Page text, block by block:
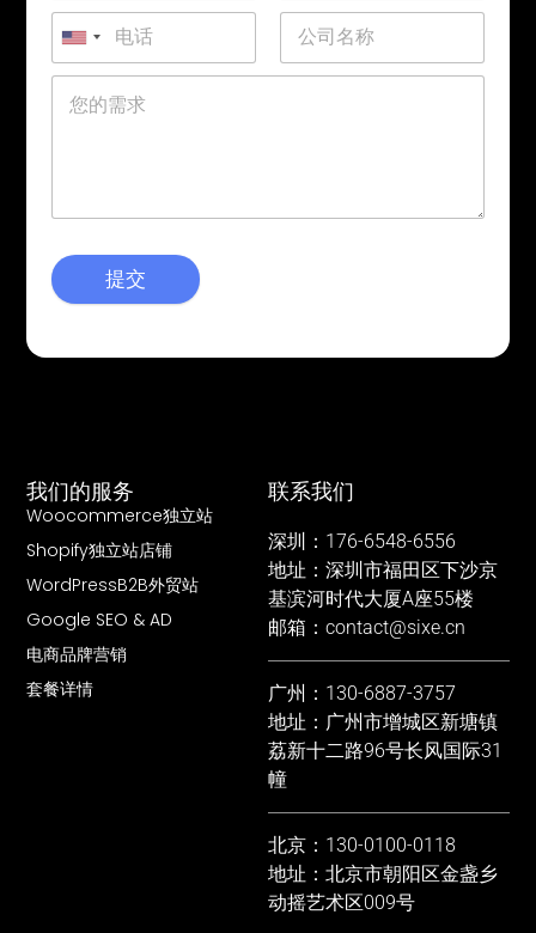
我们的服务
Woocommerce独立站
Shopify独立站店铺
WordPressB2B外贸站
Google SEO & AD
电商品牌营销
套餐详情
联系我们
深圳：176-6548-6556
地址：深圳市福田区下沙京
基滨河时代大厦A座55楼
邮箱：contact@sixe.cn
广州：130-6887-3757
地址：广州市增城区新塘镇
荔新十二路96号长风国际31
幢
北京：130-0100-0118
地址：北京市朝阳区金盏乡
动摇艺术区009号
提交